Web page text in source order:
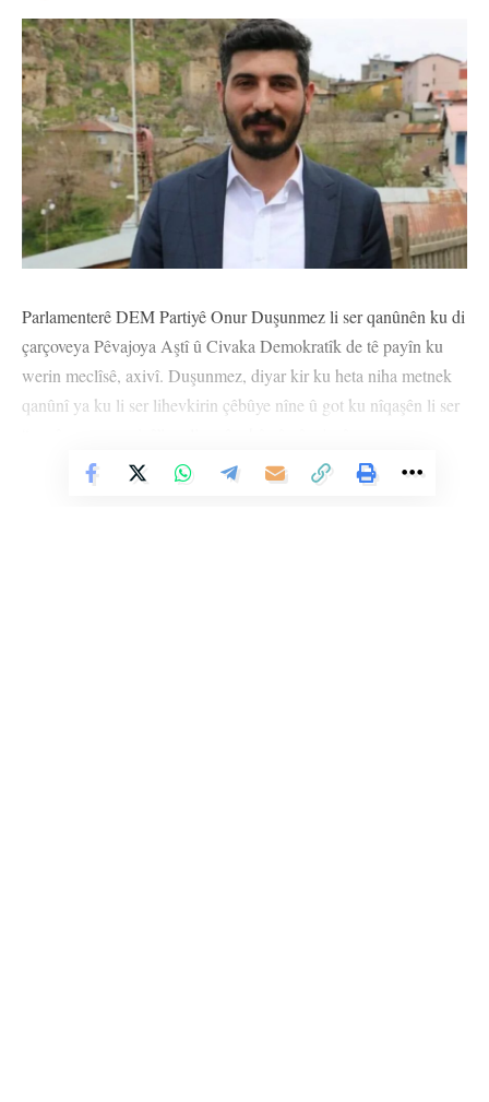
Parlamenterê DEM Partiyê Onur Duşunmez li ser qanûnên ku di
çarçoveya Pêvajoya Aştî û Civaka Demokratîk de tê payîn ku
werin meclîsê, axivî. Duşunmez, diyar kir ku heta niha metnek
qanûnî ya ku li ser lihevkirin çêbûye nîne û got ku nîqaşên li ser
‘NÊZÎKATIYA POŞMANIYÊ ÇARESERIYÊ NAYÎNE’
Vê Nûçeyê Bixwîne